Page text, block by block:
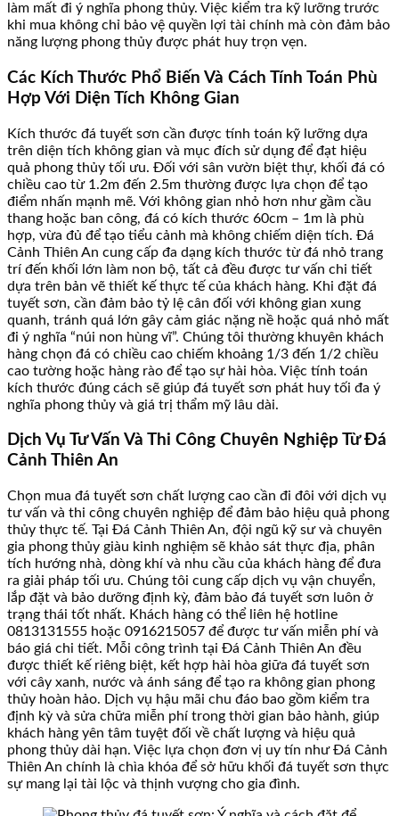
làm mất đi ý nghĩa phong thủy. Việc kiểm tra kỹ lưỡng trước
khi mua không chỉ bảo vệ quyền lợi tài chính mà còn đảm bảo
năng lượng phong thủy được phát huy trọn vẹn.
Các Kích Thước Phổ Biến Và Cách Tính Toán Phù
Hợp Với Diện Tích Không Gian
Kích thước đá tuyết sơn cần được tính toán kỹ lưỡng dựa
trên diện tích không gian và mục đích sử dụng để đạt hiệu
quả phong thủy tối ưu. Đối với sân vườn biệt thự, khối đá có
chiều cao từ 1.2m đến 2.5m thường được lựa chọn để tạo
điểm nhấn mạnh mẽ. Với không gian nhỏ hơn như gầm cầu
thang hoặc ban công, đá có kích thước 60cm – 1m là phù
hợp, vừa đủ để tạo tiểu cảnh mà không chiếm diện tích. Đá
Cảnh Thiên An cung cấp đa dạng kích thước từ đá nhỏ trang
trí đến khối lớn làm non bộ, tất cả đều được tư vấn chi tiết
dựa trên bản vẽ thiết kế thực tế của khách hàng. Khi đặt đá
tuyết sơn, cần đảm bảo tỷ lệ cân đối với không gian xung
quanh, tránh quá lớn gây cảm giác nặng nề hoặc quá nhỏ mất
đi ý nghĩa “núi non hùng vĩ”. Chúng tôi thường khuyên khách
hàng chọn đá có chiều cao chiếm khoảng 1/3 đến 1/2 chiều
cao tường hoặc hàng rào để tạo sự hài hòa. Việc tính toán
kích thước đúng cách sẽ giúp đá tuyết sơn phát huy tối đa ý
nghĩa phong thủy và giá trị thẩm mỹ lâu dài.
Dịch Vụ Tư Vấn Và Thi Công Chuyên Nghiệp Từ Đá
Cảnh Thiên An
Chọn mua đá tuyết sơn chất lượng cao cần đi đôi với dịch vụ
tư vấn và thi công chuyên nghiệp để đảm bảo hiệu quả phong
thủy thực tế. Tại Đá Cảnh Thiên An, đội ngũ kỹ sư và chuyên
gia phong thủy giàu kinh nghiệm sẽ khảo sát thực địa, phân
tích hướng nhà, dòng khí và nhu cầu của khách hàng để đưa
ra giải pháp tối ưu. Chúng tôi cung cấp dịch vụ vận chuyển,
lắp đặt và bảo dưỡng định kỳ, đảm bảo đá tuyết sơn luôn ở
trạng thái tốt nhất. Khách hàng có thể liên hệ hotline
0813131555 hoặc 0916215057 để được tư vấn miễn phí và
báo giá chi tiết. Mỗi công trình tại Đá Cảnh Thiên An đều
được thiết kế riêng biệt, kết hợp hài hòa giữa đá tuyết sơn
với cây xanh, nước và ánh sáng để tạo ra không gian phong
thủy hoàn hảo. Dịch vụ hậu mãi chu đáo bao gồm kiểm tra
định kỳ và sửa chữa miễn phí trong thời gian bảo hành, giúp
khách hàng yên tâm tuyệt đối về chất lượng và hiệu quả
phong thủy dài hạn. Việc lựa chọn đơn vị uy tín như Đá Cảnh
Thiên An chính là chìa khóa để sở hữu khối đá tuyết sơn thực
sự mang lại tài lộc và thịnh vượng cho gia đình.